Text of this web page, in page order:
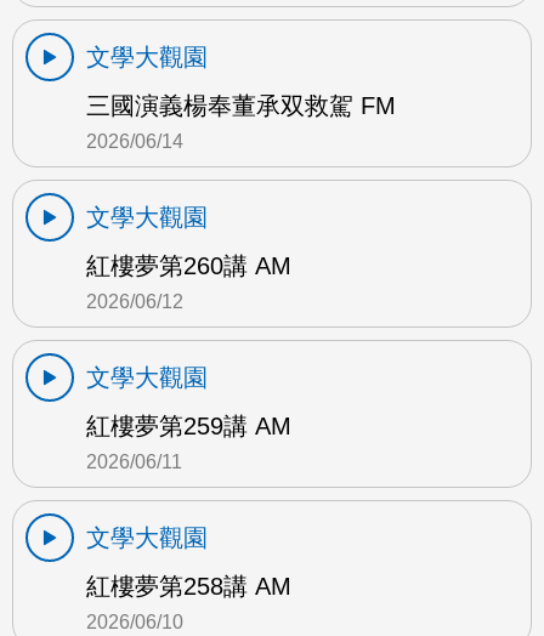
文學大觀園
三國演義楊奉董承双救駕 FM
2026/06/14
文學大觀園
紅樓夢第260講 AM
2026/06/12
文學大觀園
紅樓夢第259講 AM
2026/06/11
文學大觀園
紅樓夢第258講 AM
2026/06/10